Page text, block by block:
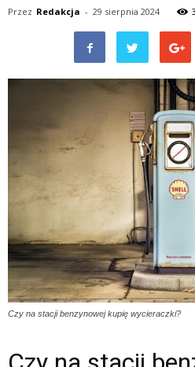
Przez Redakcja - 29 sierpnia 2024
Czy na stacji benzynowej kupię wycieraczki?